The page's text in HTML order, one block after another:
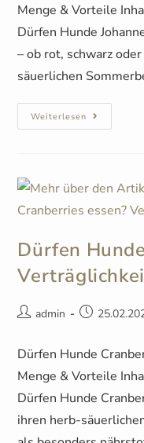
Menge & Vorteile
Dürfen Hunde
– ob rot, schwarz
säuerlichen
Weiterlesen
Dürfen
admin
Dürfen Hunde
Menge & Vorteile
Dürfen Hunde
ihren herb-